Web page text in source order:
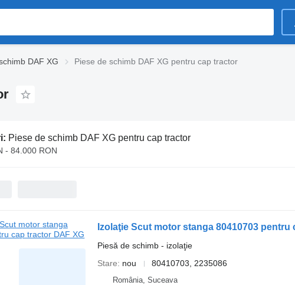
DAF XG Piese de schimb DAF XG pentru cap tractor
Piese de schimb DAF XG pentru cap tractor
- 84.000 RON
Izolaţie Scut motor stanga 80410703 pentru
Piesă de schimb - izolaţie
Stare
nou 80410703, 2235086
România, Suceava